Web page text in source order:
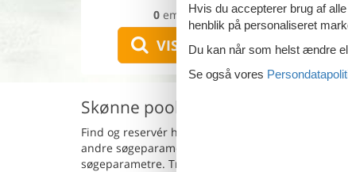
0 emner
VIS HUSE
Skønne poolhuse i Häven udlejes
Find og reservér her poolhuse i
andre søgeparametre - og klik på
søgeparametre. Tryk på det enkelte hus for at
Hvis du accepterer brug af
henblik på personaliseret
Du kan når som helst ændre
Se også vores